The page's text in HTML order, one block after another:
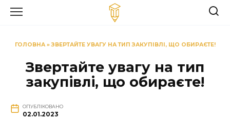
ГОЛОВНА»ЗВЕРТАЙТЕ УВАГУ НА ТИП ЗАКУПІВЛІ, ЩО ОБИРАЄТЕ!
Звертайте увагу на тип
закупівлі, що обираєте!
ОПУБЛІКОВАНО
02.01.2023